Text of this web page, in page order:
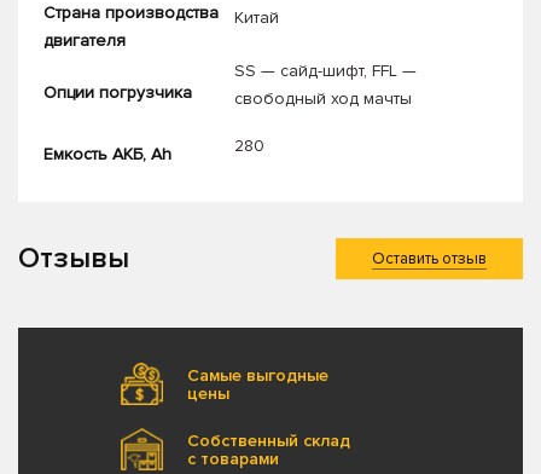
Страна производства
двигателя
Китай
Опции погрузчика
SS — сайд-шифт, FFL —
свободный ход мачты
Емкость АКБ, Ah 280
Отзывы Оставить отзыв
Самые выгодные
цены
Собственный склад
с товарами